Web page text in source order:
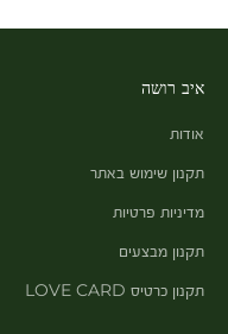
איב רושה
אודות
תקנון שימוש באתר
מדיניות פרטיות
תקנון מבצעים
תקנון כרטיס LOVE CARD